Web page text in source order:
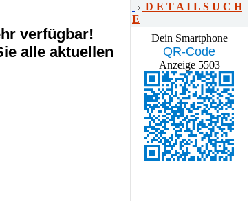
verfügbar!
alle aktuellen
D E T A I L S U C H
E
Dein Smartphone
QR-Code
Anzeige 5503